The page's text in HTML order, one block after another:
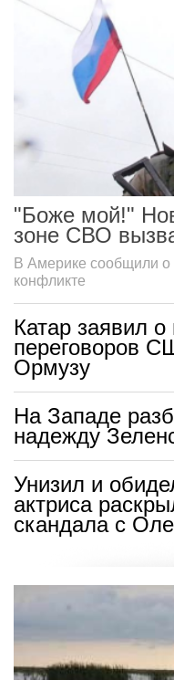
"Боже мой!"
зоне СВО
В Америке сообщили
конфликте
Катар заявил о
переговоров
Ормузу
На Западе
надежду
Унизил и
актриса
скандала с